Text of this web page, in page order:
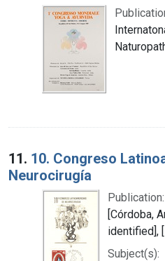
11. 10. Congreso
Neurocirugía
Publication:
[Córdoba,
identified],
Subject(s):